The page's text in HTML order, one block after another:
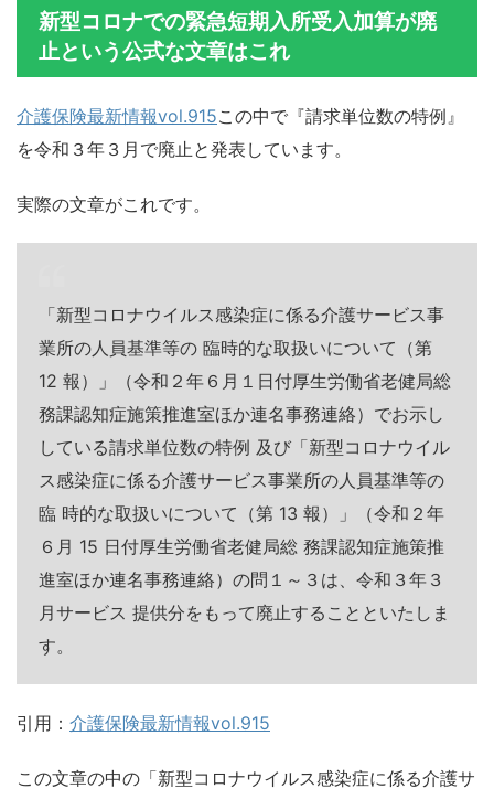
新型コロナでの緊急短期入所受入加算が廃
止という公式な文章はこれ
介護保険最新情報vol.915この中で『請求単位数の特例』
を令和３年３月で廃止と発表しています。
実際の文章がこれです。
「新型コロナウイルス感染症に係る介護サービス事
業所の人員基準等の 臨時的な取扱いについて（第
12 報）」（令和２年６月１日付厚生労働省老健局総
務課認知症施策推進室ほか連名事務連絡）でお示し
している請求単位数の特例 及び「新型コロナウイル
ス感染症に係る介護サービス事業所の人員基準等の
臨 時的な取扱いについて（第 13 報）」（令和２年
６月 15 日付厚生労働省老健局総 務課認知症施策推
進室ほか連名事務連絡）の問１～３は、令和３年３
月サービス 提供分をもって廃止することといたしま
す。
引用： 介護保険最新情報vol.915
この文章の中の「新型コロナウイルス感染症に係る介護サ